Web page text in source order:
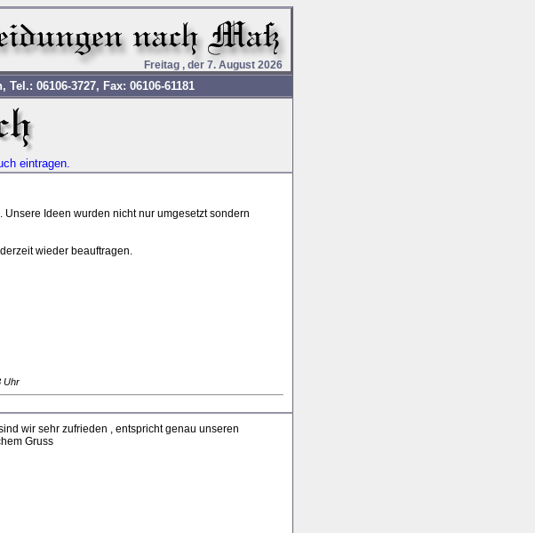
Freitag , der 7. August 2026
06106-3727, Fax: 06106-61181
eintragen.
Ideen wurden nicht nur umgesetzt sondern
wieder beauftragen.
Uhr
wir sehr zufrieden , entspricht genau unseren
Gruss